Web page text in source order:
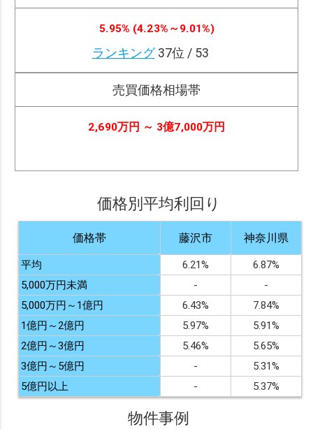
5.95% (4.23%～9.01%)
ランキング37位 / 53
売買価格相場帯
2,690万円 ～ 3億7,000万円
価格別平均利回り
価格帯 藤沢市 神奈川県
平均 6.21%
6.87%
5,000万円未満
-
-
5,000万円～1億円
6.43%
7.84%
1億円～2億円
5.97%
5.91%
2億円～3億円
5.46%
5.65%
3億円～5億円
-
5.31%
5億円以上
- 5.37%
物件事例